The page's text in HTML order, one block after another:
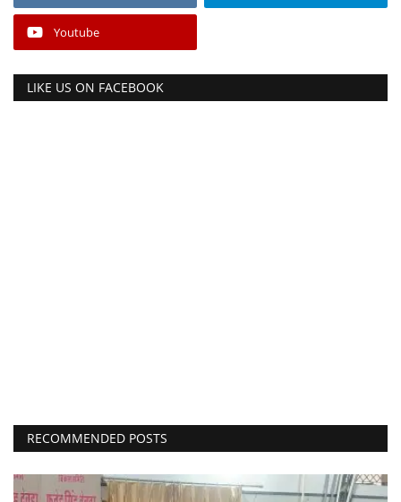
Youtube
LIKE US ON FACEBOOK
RECOMMENDED POSTS